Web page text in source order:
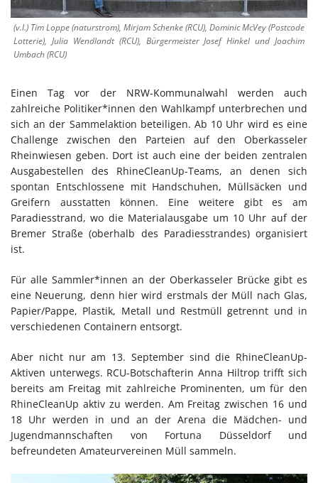
(v.l.) Tim Loppe (naturstrom), Mirjam Schenke (RCU), Dominic McVey (Postcode
Lotterie), Julia Wendlandt (RCU), Bürgermeister Josef Hinkel und Joachim
Umbach (RCU)
Einen Tag vor der NRW-Kommunalwahl werden auch
zahlreiche Politiker*innen den Wahlkampf unterbrechen und
sich an der Sammelaktion beteiligen. Ab 10 Uhr wird es eine
Challenge zwischen den Parteien auf den Oberkasseler
Rheinwiesen geben. Dort ist auch eine der beiden zentralen
Ausgabestellen des RhineCleanUp-Teams, an denen sich
spontan Entschlossene mit Handschuhen, Müllsäcken und
Greifern ausstatten können. Eine weitere gibt es am
Paradiesstrand, wo die Materialausgabe um 10 Uhr auf der
Bremer Straße (oberhalb des Paradiesstrandes) organisiert
ist.
Für alle Sammler*innen an der Oberkasseler Brücke gibt es
eine Neuerung, denn hier wird erstmals der Müll nach Glas,
Papier/Pappe, Plastik, Metall und Restmüll getrennt und in
verschiedenen Containern entsorgt.
Aber nicht nur am 13. September sind die RhineCleanUp-
Aktiven unterwegs. RCU-Botschafterin Anna Hiltrop trifft sich
bereits am Freitag mit zahlreiche Prominenten, um für den
RhineCleanUp aktiv zu werden. Am Freitag zwischen 16 und
18 Uhr werden in und an der Arena die Mädchen- und
Jugendmannschaften von Fortuna Düsseldorf und
befreundeten Amateurvereinen Müll sammeln.